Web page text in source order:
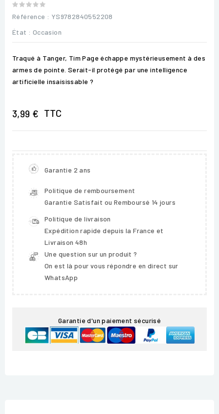
Référence : YS9782840552208
État : Occasion
Traqué à Tanger, Tim Page échappe mystérieusement à des
armes de pointe. Serait-il protégé par une intelligence
artificielle insaisissable ?
3,99 € TTC
Garantie 2 ans
Politique de remboursement
Garantie Satisfait ou Remboursé 14 jours
Politique de livraison
Expédition rapide depuis la France et
Livraison 48h
Une question sur un produit ?
On est là pour vous répondre en direct sur
WhatsApp
Garantie d'un paiement sécurisé